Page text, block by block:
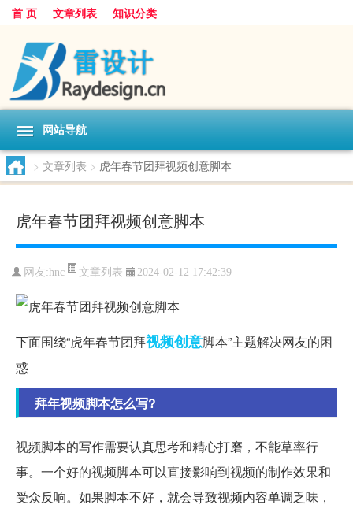
首 页 文章列表 知识分类
网站导航
> 文章列表 > 虎年春节团拜视频创意脚本
虎年春节团拜视频创意脚本
网友:hnc 文章列表 2024-02-12 17:42:39
下面围绕“虎年春节团拜视频创意脚本”主题解决网友的困
惑
拜年视频脚本怎么写?
视频脚本的写作需要认真思考和精心打磨，不能草率行
事。一个好的视频脚本可以直接影响到视频的制作效果和
受众反响。如果脚本不好，就会导致视频内容单调乏味，